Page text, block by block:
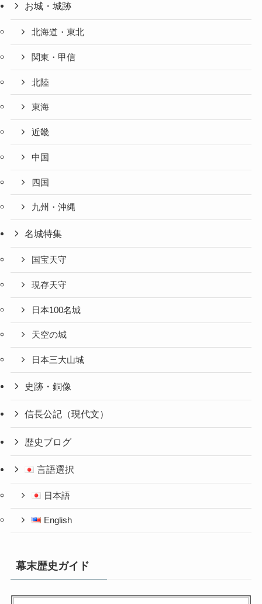
お城・城跡
北海道・東北
関東・甲信
北陸
東海
近畿
中国
四国
九州・沖縄
名城特集
国宝天守
現存天守
日本100名城
天空の城
日本三大山城
史跡・銅像
信長公記（現代文）
歴史ブログ
言語選択
日本語
English
幕末歴史ガイド